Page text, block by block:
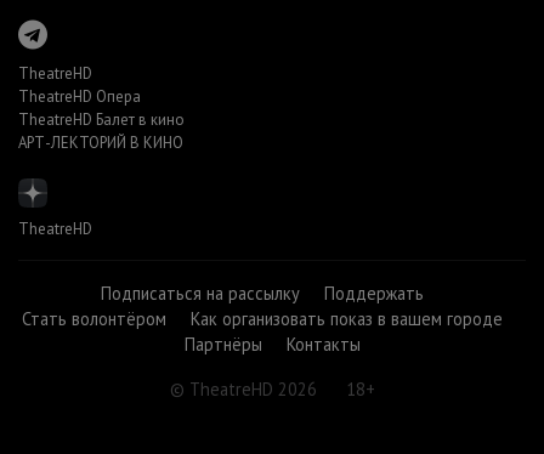
TheatreHD
TheatreHD Опера
TheatreHD Балет в кино
АРТ-ЛЕКТОРИЙ В КИНО
TheatreHD
Подписаться на рассылку
Поддержать
Стать волонтёром
Как организовать показ в вашем городе
Партнёры
Контакты
© TheatreHD 2026
18+